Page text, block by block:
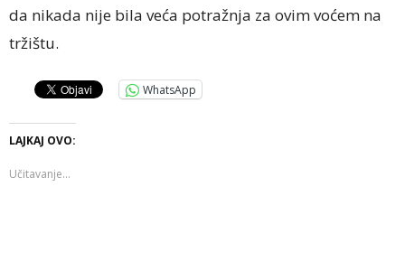
da nikada nije bila veća potražnja za ovim voćem na
tržištu.
WhatsApp
LAJKAJ OVO:
Učitavanje...